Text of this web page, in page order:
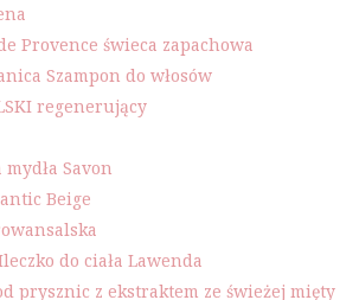
Provence świeca zapachowa
Szampon do włosów
regenerujący
Savon
Beige
do ciała Lawenda
prysznic z ekstraktem ze świeżej mięty